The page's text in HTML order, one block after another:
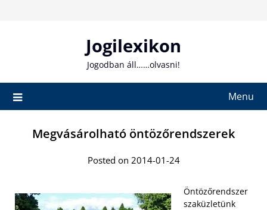
Jogilexikon
Jogodban áll……olvasni!
Menu
Megvásárolható öntözőrendszerek
Posted on 2014-01-24
Öntözőrendszer
szaküzletünk